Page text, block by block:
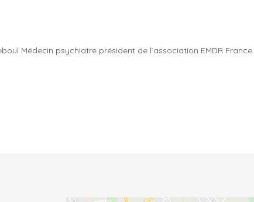
Médecin psychiatre président de l’association EMDR France.